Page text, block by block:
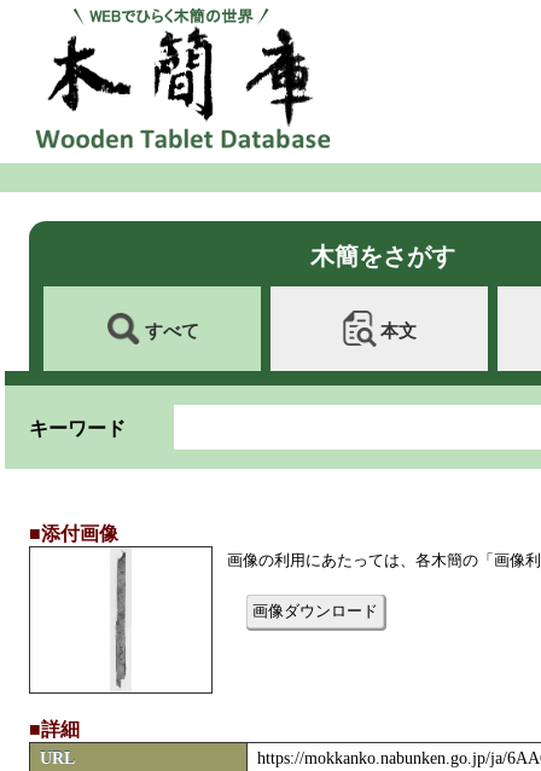
木簡をさがす
すべて 本文
キーワード
■添付画像
画像の利用にあたっては、各木簡の「画像
画像ダウンロード
■詳細
URL
https://mokkanko.nabunken.go.jp/ja/